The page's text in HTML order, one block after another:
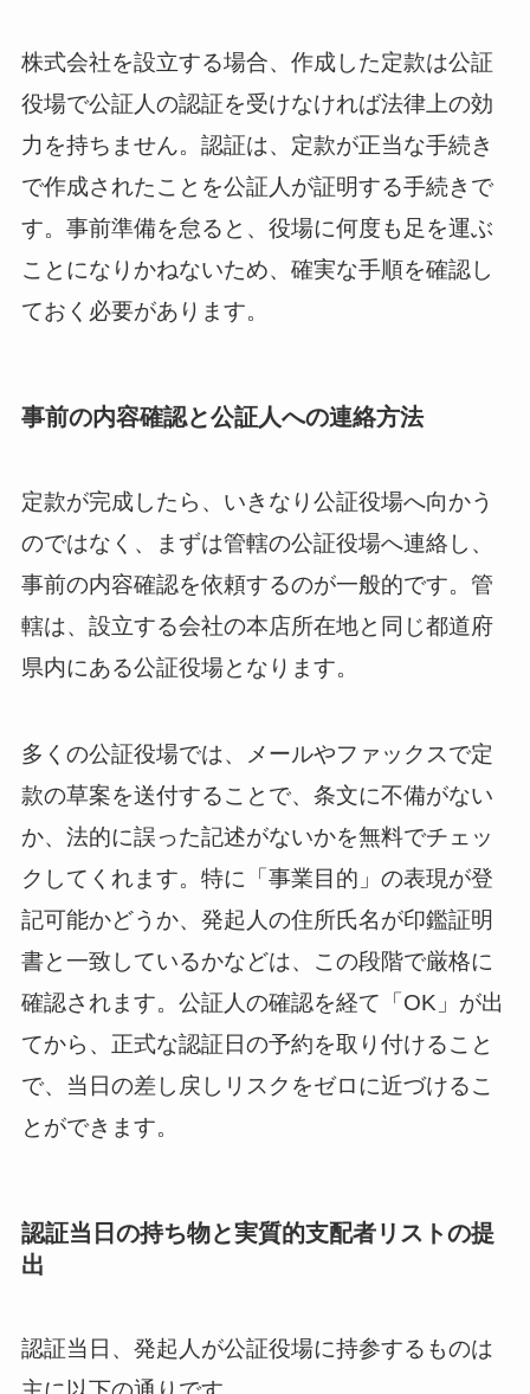
株式会社を設立する場合、作成した定款は公証
役場で公証人の認証を受けなければ法律上の効
力を持ちません。認証は、定款が正当な手続き
で作成されたことを公証人が証明する手続きで
す。事前準備を怠ると、役場に何度も足を運ぶ
ことになりかねないため、確実な手順を確認し
ておく必要があります。
事前の内容確認と公証人への連絡方法
定款が完成したら、いきなり公証役場へ向かう
のではなく、まずは管轄の公証役場へ連絡し、
事前の内容確認を依頼するのが一般的です。管
轄は、設立する会社の本店所在地と同じ都道府
県内にある公証役場となります。
多くの公証役場では、メールやファックスで定
款の草案を送付することで、条文に不備がない
か、法的に誤った記述がないかを無料でチェッ
クしてくれます。特に「事業目的」の表現が登
記可能かどうか、発起人の住所氏名が印鑑証明
書と一致しているかなどは、この段階で厳格に
確認されます。公証人の確認を経て「OK」が出
てから、正式な認証日の予約を取り付けること
で、当日の差し戻しリスクをゼロに近づけるこ
とができます。
認証当日の持ち物と実質的支配者リストの提
出
認証当日、発起人が公証役場に持参するものは